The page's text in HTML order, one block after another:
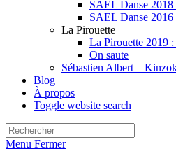
SAEL Danse 2018
SAEL Danse 2016
La Pirouette
La Pirouette 2019
On saute
Sébastien Albert –
Blog
À propos
Toggle website search
Menu Fermer